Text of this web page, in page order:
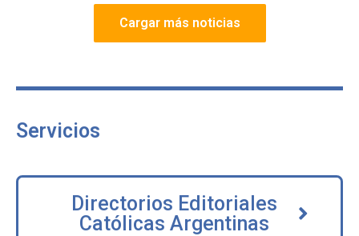
Cargar más noticias
Servicios
Directorios Editoriales
Católicas Argentinas